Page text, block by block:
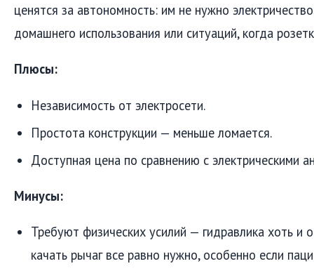
ценятся за автономность: им не нужно
домашнего использования или ситуаций, когда
Плюсы:
Независимость от электросети.
Простота конструкции — меньше ломается.
Доступная цена по сравнению с электрическими
Минусы:
Требуют физических усилий — гидравлика хоть и
качать рычаг все равно нужно, особенно если